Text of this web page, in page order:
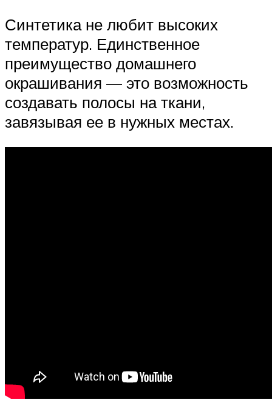
Синтетика не любит высоких
температур. Единственное
преимущество домашнего
окрашивания — это возможность
создавать полосы на ткани,
завязывая ее в нужных местах.